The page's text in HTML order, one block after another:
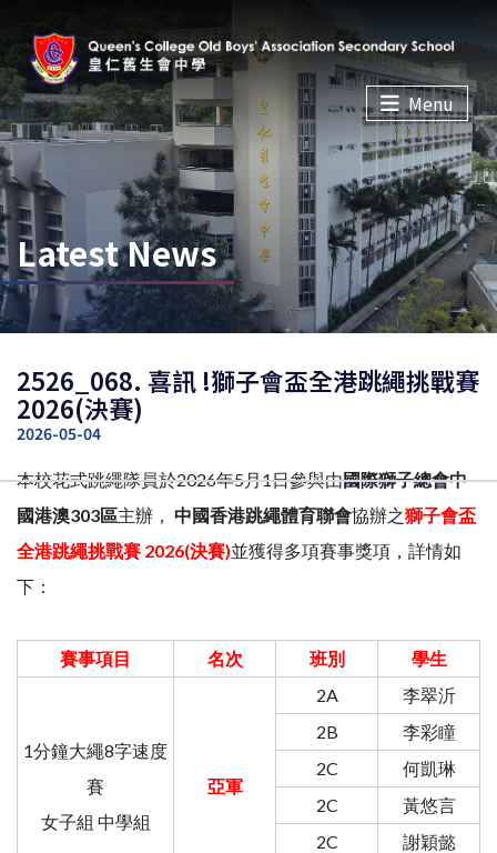
Menu
Latest News
2526_068. 喜訊 !獅子會盃全港跳繩挑戰賽
2026(決賽)
2026-05-04
本校花式跳繩隊員於2026年5月1日參與由國際獅子總會中
國港澳303區主辦， 中國香港跳繩體育聯會協辦之獅子會盃
全港跳繩挑戰賽 2026(決賽)並獲得多項賽事獎項，詳情如
下：
賽事項目 名次 班別 學生
1分鐘大繩8字速度
賽
女子組 中學組
亞軍
2A
李翠沂
2B
李彩瞳
2C
何凱琳
2C
黃悠言
2C
謝穎懿